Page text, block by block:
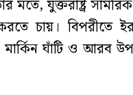
মতে, যুক্তরাষ্ট্র
চায়। বিপরীতে
মার্কিন ঘাঁটি ও